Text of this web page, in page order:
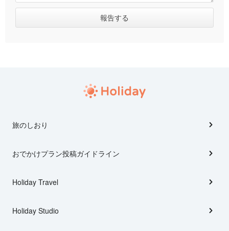
旅のしおり
おでかけプラン投稿ガイドライン
Holiday Travel
Holiday Studio